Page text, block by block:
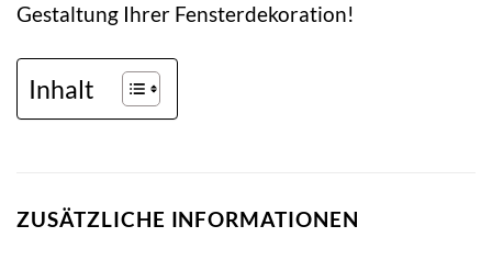
Gestaltung Ihrer Fensterdekoration!
Inhalt
ZUSÄTZLICHE INFORMATIONEN